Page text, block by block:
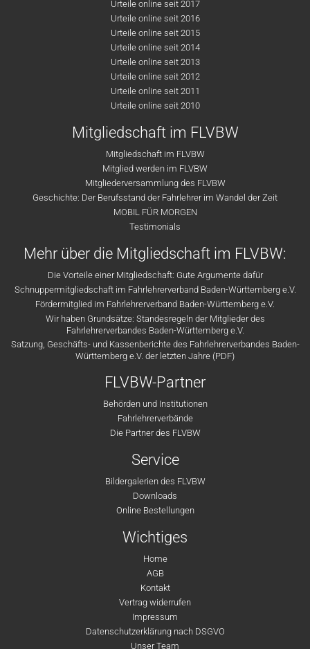
Urteile online seit 2017
Urteile online seit 2016
Urteile online seit 2015
Urteile online seit 2014
Urteile online seit 2013
Urteile online seit 2012
Urteile online seit 2011
Urteile online seit 2010
Mitgliedschaft im FLVBW
Mitgliedschaft im FLVBW
Mitglied werden im FLVBW
Mitgliederversammlung des FLVBW
Geschichte: Der Berufsstand der Fahrlehrer im Wandel der Zeit
MOBIL FÜR MORGEN
Testimonials
Mehr über die Mitgliedschaft im FLVBW:
Die Vorteile einer Mitgliedschaft: Gute Argumente dafür
Schnuppermitgliedschaft im Fahrlehrerverband Baden-Württemberg e.V.
Fördermitglied im Fahrlehrerverband Baden-Württemberg e.V.
Wir haben Grundsätze: Standesregeln der Mitglieder des
Fahrlehrerverbandes Baden-Württemberg e.V.
Satzung, Geschäfts- und Kassenberichte des Fahrlehrerverbandes Baden-
Württemberg e.V. der letzten Jahre (PDF)
FLVBW-Partner
Behörden und Institutionen
Fahrlehrerverbände
Die Partner des FLVBW
Service
Bildergalerien des FLVBW
Downloads
Online Bestellungen
Wichtiges
Home
AGB
Kontakt
Vertrag widerrufen
Impressum
Datenschutzerklärung nach DSGVO
Unser Team